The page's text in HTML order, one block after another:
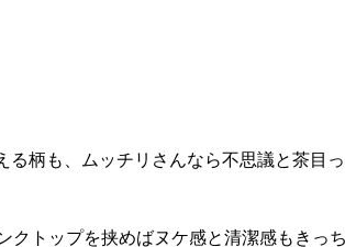
柄も、ムッチリさんなら不思議と茶目
トップを挟めばヌケ感と清潔感もきっち